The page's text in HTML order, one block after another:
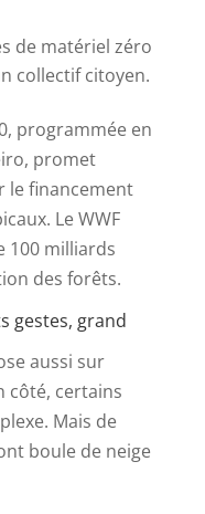
de matériel zéro
collectif citoyen.
programmée en
promet
le financement
Le WWF
100 milliards
des forêts.
gestes, grand
aussi sur
côté, certains
Mais de
boule de neige